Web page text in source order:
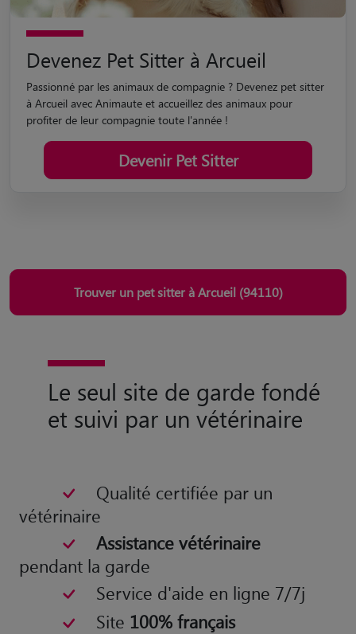
Devenez Pet Sitter à Arcueil
Passionné par les animaux de compagnie ? Devenez pet sitter
à Arcueil avec Animaute et accueillez des animaux pour
profiter de leur compagnie toute l'année !
Devenir Pet Sitter
Trouver un pet sitter à Arcueil (94110)
Le seul site de garde fondé
et suivi par un vétérinaire
Qualité certifiée par un
vétérinaire
Assistance vétérinaire
pendant la garde
Service d'aide en ligne 7/7j
Site 100% français